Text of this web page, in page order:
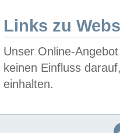
Links zu
Unser Online-
keinen Einfluss
einhalten.